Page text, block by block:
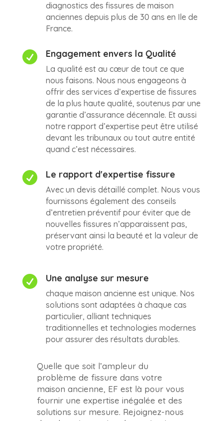
diagnostics des fissures de maison
anciennes depuis plus de 30 ans en Ile de
France.
 Engagement envers la Qualité
La qualité est au cœur de tout ce que
nous faisons. Nous nous engageons à
offrir des services d’expertise de fissures
de la plus haute qualité, soutenus par une
garantie d’assurance décennale. Et aussi
notre rapport d’expertise peut être utilisé
devant les tribunaux ou tout autre entité
quand c’est nécessaires.
 Le rapport d'expertise fissure
Avec un devis détaillé complet. Nous vous
fournissons également des conseils
d’entretien préventif pour éviter que de
nouvelles fissures n’apparaissent pas,
préservant ainsi la beauté et la valeur de
votre propriété.
 Une analyse sur mesure
chaque maison ancienne est unique. Nos
solutions sont adaptées à chaque cas
particulier, alliant techniques
traditionnelles et technologies modernes
pour assurer des résultats durables.
Quelle que soit l’ampleur du
problème de fissure dans votre
maison ancienne, EF est là pour vous
fournir une expertise inégalée et des
solutions sur mesure. Rejoignez-nous